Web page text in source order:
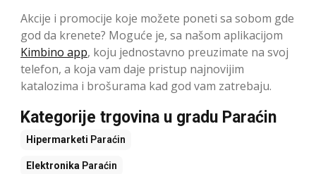
Akcije i promocije koje možete poneti sa sobom gde
god da krenete? Moguće je, sa našom aplikacijom
Kimbino app, koju jednostavno preuzimate na svoj
telefon, a koja vam daje pristup najnovijim
katalozima i brošurama kad god vam zatrebaju.
Kategorije trgovina u gradu Paraćin
Hipermarketi Paraćin
Elektronika Paraćin